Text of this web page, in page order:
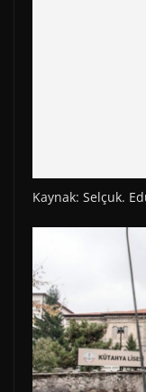
Kaynak: Selçuk.